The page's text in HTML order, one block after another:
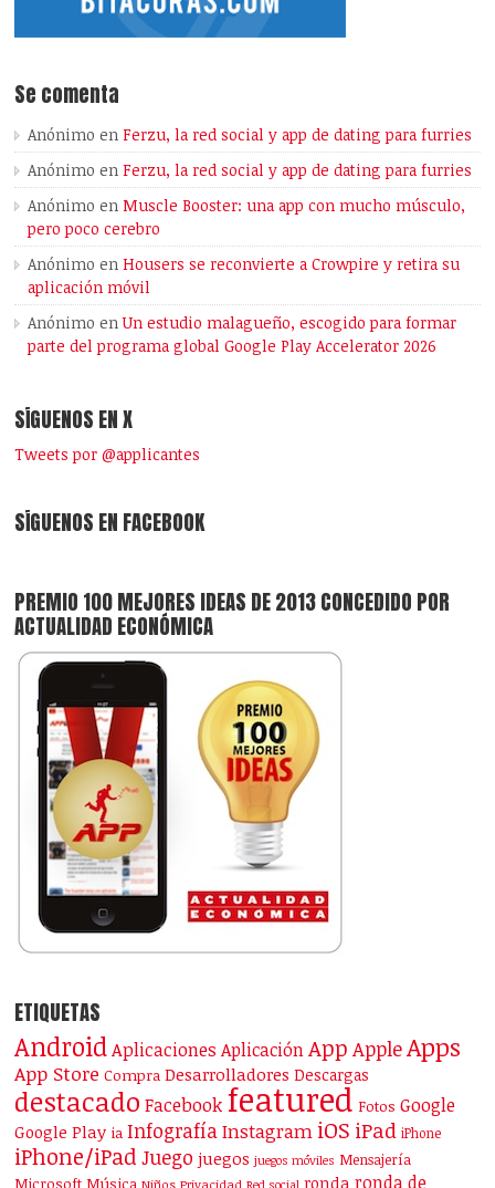
Se comenta
Anónimo enFerzu, la red social y app de dating para furries
Anónimo enFerzu, la red social y app de dating para furries
Anónimo enMuscle Booster: una app con mucho músculo,
pero poco cerebro
Anónimo enHousers se reconvierte a Crowpire y retira su
aplicación móvil
Anónimo enUn estudio malagueño, escogido para formar
parte del programa global Google Play Accelerator 2026
SÍGUENOS EN X
Tweets por @applicantes
SÍGUENOS EN FACEBOOK
PREMIO 100 MEJORES IDEAS DE 2013 CONCEDIDO POR
ACTUALIDAD ECONÓMICA
ETIQUETAS
Android Aplicaciones Aplicación App AppleApps
App Store Compra Desarrolladores Descargas
destacado Facebook featured Fotos Google
Google Play ia Infografía Instagram iOS iPad iPhone
iPhone/iPad Juego juegos juegos móviles Mensajería
Microsoft Música Niños Privacidad Red social ronda ronda de